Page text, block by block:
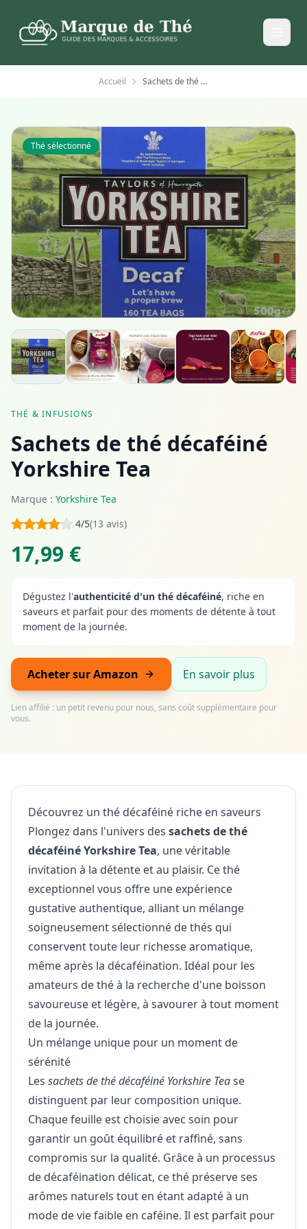
Accueil Sachets de thé décaféiné Yorkshire Tea
Thé sélectionné
THÉ & INFUSIONS
Sachets de thé décaféiné
Yorkshire Tea
Marque : Yorkshire Tea
4/5(13 avis)
17,99 €
Dégustez l'authenticité d'un thé décaféiné, riche en
saveurs et parfait pour des moments de détente à tout
moment de la journée.
Acheter sur Amazon En savoir plus
Lien affilié : un petit revenu pour nous, sans coût supplémentaire pour
vous.
Découvrez un thé décaféiné riche en saveurs
Plongez dans l'univers des sachets de thé
décaféiné Yorkshire Tea, une véritable
invitation à la détente et au plaisir. Ce thé
exceptionnel vous offre une expérience
gustative authentique, alliant un mélange
soigneusement sélectionné de thés qui
conservent toute leur richesse aromatique,
même après la décaféination. Idéal pour les
amateurs de thé à la recherche d'une boisson
savoureuse et légère, à savourer à tout moment
de la journée.
Un mélange unique pour un moment de
sérénité
Les sachets de thé décaféiné Yorkshire Tease
distinguent par leur composition unique.
Chaque feuille est choisie avec soin pour
garantir un goût équilibré et raffiné, sans
compromis sur la qualité. Grâce à un processus
de décaféination délicat, ce thé préserve ses
arômes naturels tout en étant adapté à un
mode de vie faible en caféine. Il est parfait pour